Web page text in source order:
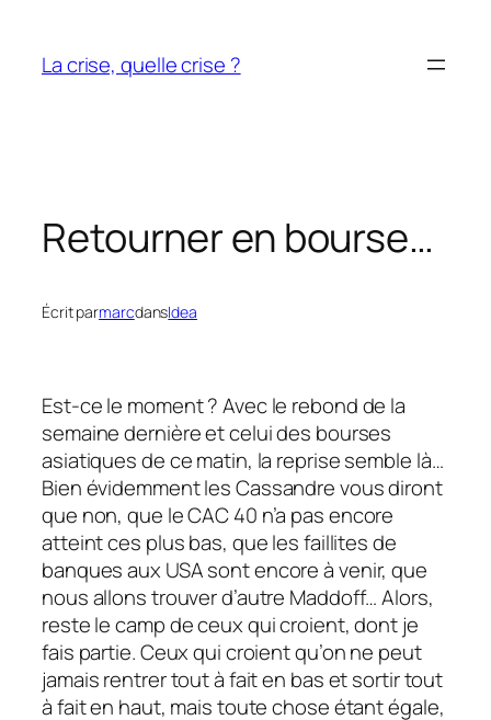
contenu
La crise, quelle crise ?
Retourner en bourse…
Écrit parmarcdansIdea
Est-ce le moment ? Avec le rebond de la
semaine dernière et celui des bourses
asiatiques de ce matin, la reprise semble là…
Bien évidemment les Cassandre vous diront
que non, que le CAC 40 n’a pas encore
atteint ces plus bas, que les faillites de
banques aux USA sont encore à venir, que
nous allons trouver d’autre Maddoff… Alors,
reste le camp de ceux qui croient, dont je
fais partie. Ceux qui croient qu’on ne peut
jamais rentrer tout à fait en bas et sortir tout
à fait en haut, mais toute chose étant égale,